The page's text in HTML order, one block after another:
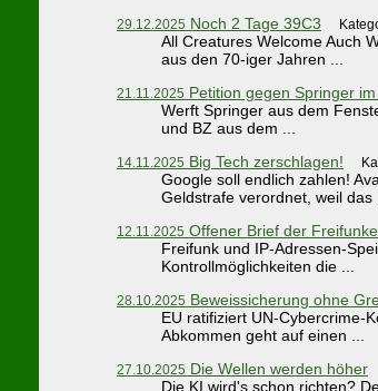
29.12.2025 Noch 2 Tage 39C3
All Creatures Welcome Auch
aus den 70-iger Jahren ...
21.11.2025 Petition gegen Springer
Werft Springer aus dem
und BZ aus dem ...
14.11.2025 Big Tech zerschlagen!
Google soll endlich zahlen!
Geldstrafe verordnet, weil das
12.11.2025 Offener Brief der
Freifunk und IP-Adressen-
Kontrollmöglichkeiten die ...
28.10.2025 Beweissicherung ohne
EU ratifiziert UN-Cybercrime-
Abkommen geht auf einen ...
27.10.2025 Die Wellen werden höher
Die KI wird's schon richten?